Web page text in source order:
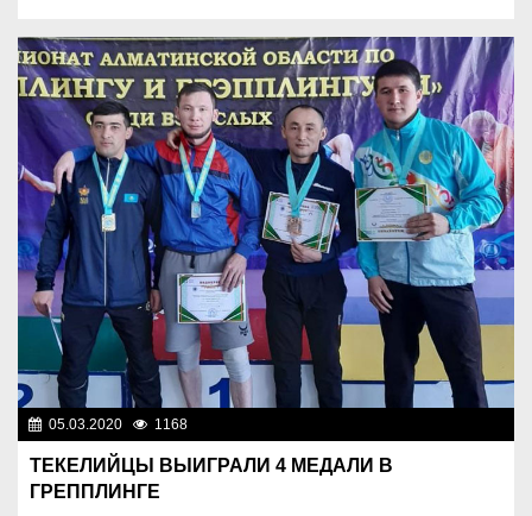
05.03.2020 1168
ТЕКЕЛИЙЦЫ ВЫИГРАЛИ 4 МЕДАЛИ В
ГРЕППЛИНГЕ